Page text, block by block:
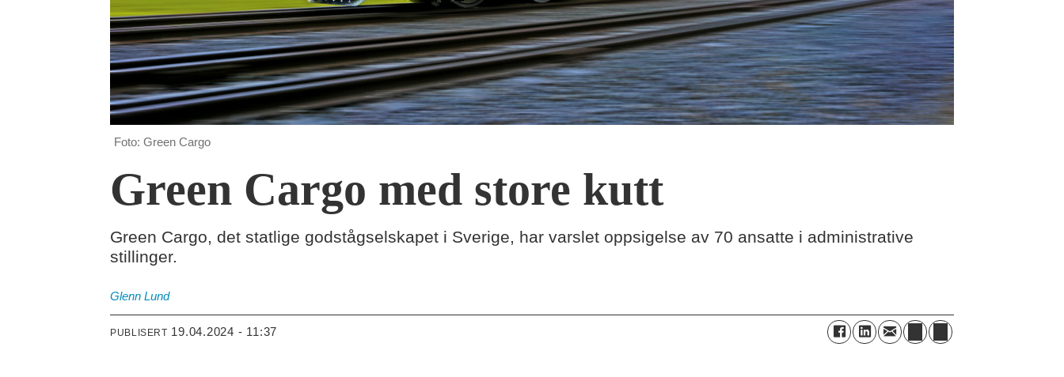
Foto: Green Cargo
Green Cargo med store kutt
Green Cargo, det statlige godstågselskapet i Sverige, har varslet oppsigelse av 70 ansatte i administrative
stillinger.
Glenn Lund
PUBLISERT 19.04.2024 - 11:37